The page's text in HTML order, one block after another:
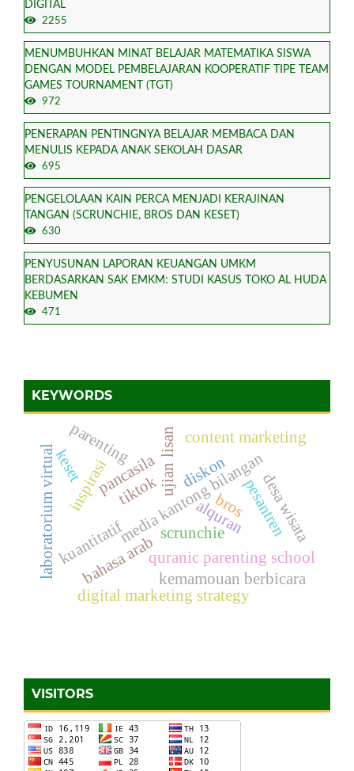
DIGITAL
2255
MENUMBUHKAN MINAT BELAJAR MATEMATIKA SISWA
DENGAN MODEL PEMBELAJARAN KOOPERATIF TIPE TEAM
GAMES TOURNAMENT (TGT)
972
PENERAPAN PENTINGNYA BELAJAR MEMBACA DAN
MENULIS KEPADA ANAK SEKOLAH DASAR
695
PENGELOLAAN KAIN PERCA MENJADI KERAJINAN
TANGAN (SCRUNCHIE, BROS DAN KESET)
630
PENYUSUNAN LAPORAN KEUANGAN UMKM
BERDASARKAN SAK EMKM: STUDI KASUS TOKO AL HUDA
KEBUMEN
471
KEYWORDS
media kantong bilangan
pancasila
quranic parenting school
pesantren
ujian lisan
kemamouan berbicara
bahasa arab
kuantitatif
laboratorium virtual
parenting
inspirasi
digital marketing strategy
desa wisata
content marketing
alquran
tiktok diskon
keset
bros
scrunchie
VISITORS